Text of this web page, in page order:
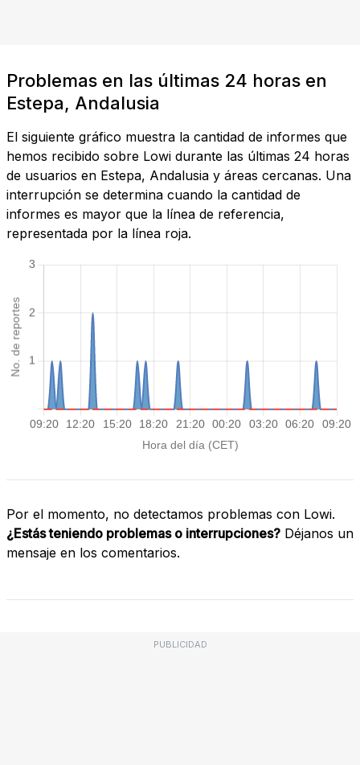
Problemas en las últimas 24 horas en
Estepa, Andalusia
El siguiente gráfico muestra la cantidad de informes que
hemos recibido sobre Lowi durante las últimas 24 horas
de usuarios en Estepa, Andalusia y áreas cercanas. Una
interrupción se determina cuando la cantidad de
informes es mayor que la línea de referencia,
representada por la línea roja.
Por el momento, no detectamos problemas con Lowi.
¿Estás teniendo problemas o interrupciones? Déjanos un
mensaje en los comentarios.
PUBLICIDAD